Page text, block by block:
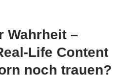
Wahrheit –
Life Content
noch trauen?